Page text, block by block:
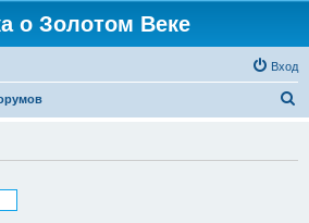
о Золотом Веке
Вход